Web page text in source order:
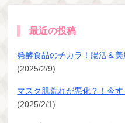
最近の投稿
発酵食品のチカラ！腸活＆
(2025/2/9)
マスク肌荒れが悪化？！今
(2025/2/1)